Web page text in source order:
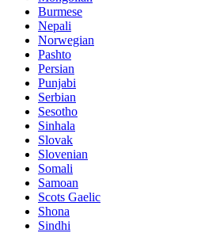
Burmese
Nepali
Norwegian
Pashto
Persian
Punjabi
Serbian
Sesotho
Sinhala
Slovak
Slovenian
Somali
Samoan
Scots Gaelic
Shona
Sindhi